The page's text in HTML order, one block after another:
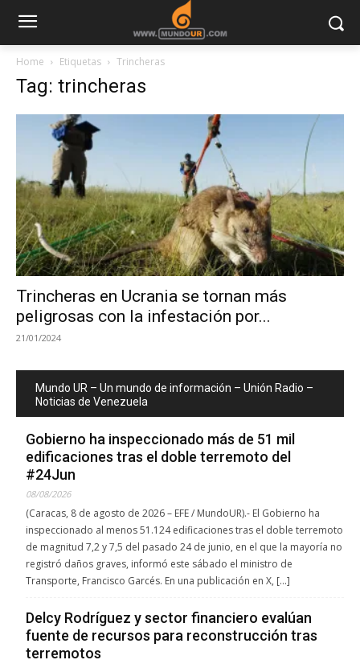
Home Etiquetas Trincheras
Tag: trincheras
Trincheras en Ucrania se tornan más
peligrosas con la infestación por...
21/01/2024
Mundo UR – Un mundo de información – Unión Radio –
Noticias de Venezuela
Gobierno ha inspeccionado más de 51 mil
edificaciones tras el doble terremoto del
#24Jun
08/08/2026
(Caracas, 8 de agosto de 2026 – EFE / MundoUR).- El Gobierno ha
inspeccionado al menos 51.124 edificaciones tras el doble terremoto
de magnitud 7,2 y 7,5 del pasado 24 de junio, en el que la mayoría no
registró daños graves, informó este sábado el ministro de
Transporte, Francisco Garcés. En una publicación en X, […]
Delcy Rodríguez y sector financiero evalúan
fuente de recursos para reconstrucción tras
terremotos